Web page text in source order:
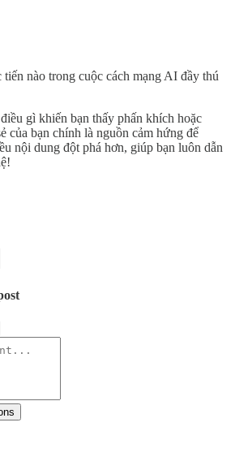
nào trong cuộc cách mạng AI đầy thú
gì khiến bạn thấy phấn khích hoặc
của bạn chính là nguồn cảm hứng để
nội dung đột phá hơn, giúp bạn luôn dẫn